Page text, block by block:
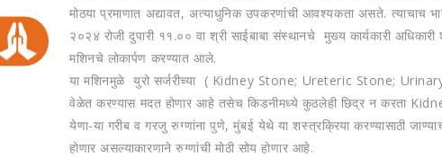
मोठया प्रमाणात अद्यावत, अत्‍याधुनिक उपकरणांची आवश्‍यकता असते. त्‍याचाच
२०२४ रोजी दुपारी ११.०० वा श्री साईबाबा संस्‍थानचे मुख्‍य कार्यकारी
मशिनचे लोकार्पण करण्‍यात आले.
या मशिनमुळे युरो सर्जरीच्‍या ( Kidney Stone; Ureteric Stone;
वेळेत करण्‍यास मदत होणार आहे तसेच किडनीमध्‍ये कुठलेही छिद्र न करता
येणा-या गरीब व गरजु रुग्‍णांना पुणे, मुंबई येथे या शस्‍त्रक्रिया करण्‍यासाठी
होणार असल्‍याकारणाने रुग्‍णांची मोठी सोय होणार आहे.